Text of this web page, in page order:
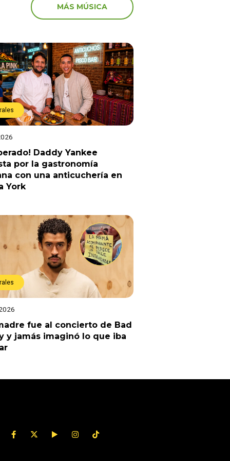
MÁS MÚSICA
Daddy Yankee
por la gastronomía
con una anticuchería en
York
fue al concierto de Bad
y jamás imaginó lo que iba